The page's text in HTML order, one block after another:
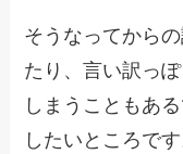
そうなってから
たり、言い訳っ
しまうこともあ
したいところです